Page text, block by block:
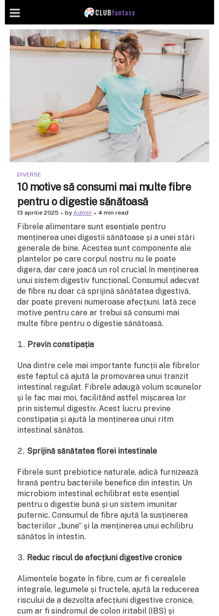
DIVERSE
10 motive să consumi mai multe fibre
pentru o digestie sănătoasă
13 aprilie 2025 by Admin 4 min read
Fibrele alimentare sunt esențiale pentru
menținerea unei digestii sănătoase și a unei stări
generale de bine. Acestea sunt componente ale
plantelor pe care corpul nostru nu le poate
digera, dar care joacă un rol crucial în menținerea
unui sistem digestiv funcțional. Consumul adecvat
de fibre nu doar că sprijină sănătatea digestivă,
dar poate preveni numeroase afecțiuni. Iată zece
motive pentru care ar trebui să consumi mai
multe fibre pentru o digestie sănătoasă.
Previn constipația
Una dintre cele mai importante funcții ale fibrelor
este faptul că ajută la promovarea unui tranzit
intestinal regulat. Fibrele adaugă volum scaunelor
și le fac mai moi, facilitând astfel mișcarea lor
prin sistemul digestiv. Acest lucru previne
constipația și ajută la menținerea unui ritm
intestinal sănătos.
Sprijină sănătatea florei intestinale
Fibrele sunt prebiotice naturale, adică furnizează
hrană pentru bacteriile benefice din intestin. Un
microbiom intestinal echilibrat este esențial
pentru o digestie bună și un sistem imunitar
puternic. Consumul de fibre ajută la susținerea
bacteriilor „bune” și la menținerea unui echilibru
sănătos în intestin.
Reduc riscul de afecțiuni digestive cronice
Alimentele bogate în fibre, cum ar fi cerealele
integrale, legumele și fructele, ajută la reducerea
riscului de a dezvolta afecțiuni digestive cronice,
cum ar fi sindromul de colon iritabil (IBS) și